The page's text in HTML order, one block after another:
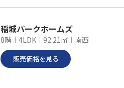
稲城パークホームズ
8階｜4LDK｜92.21㎡｜南西
販売価格を見る